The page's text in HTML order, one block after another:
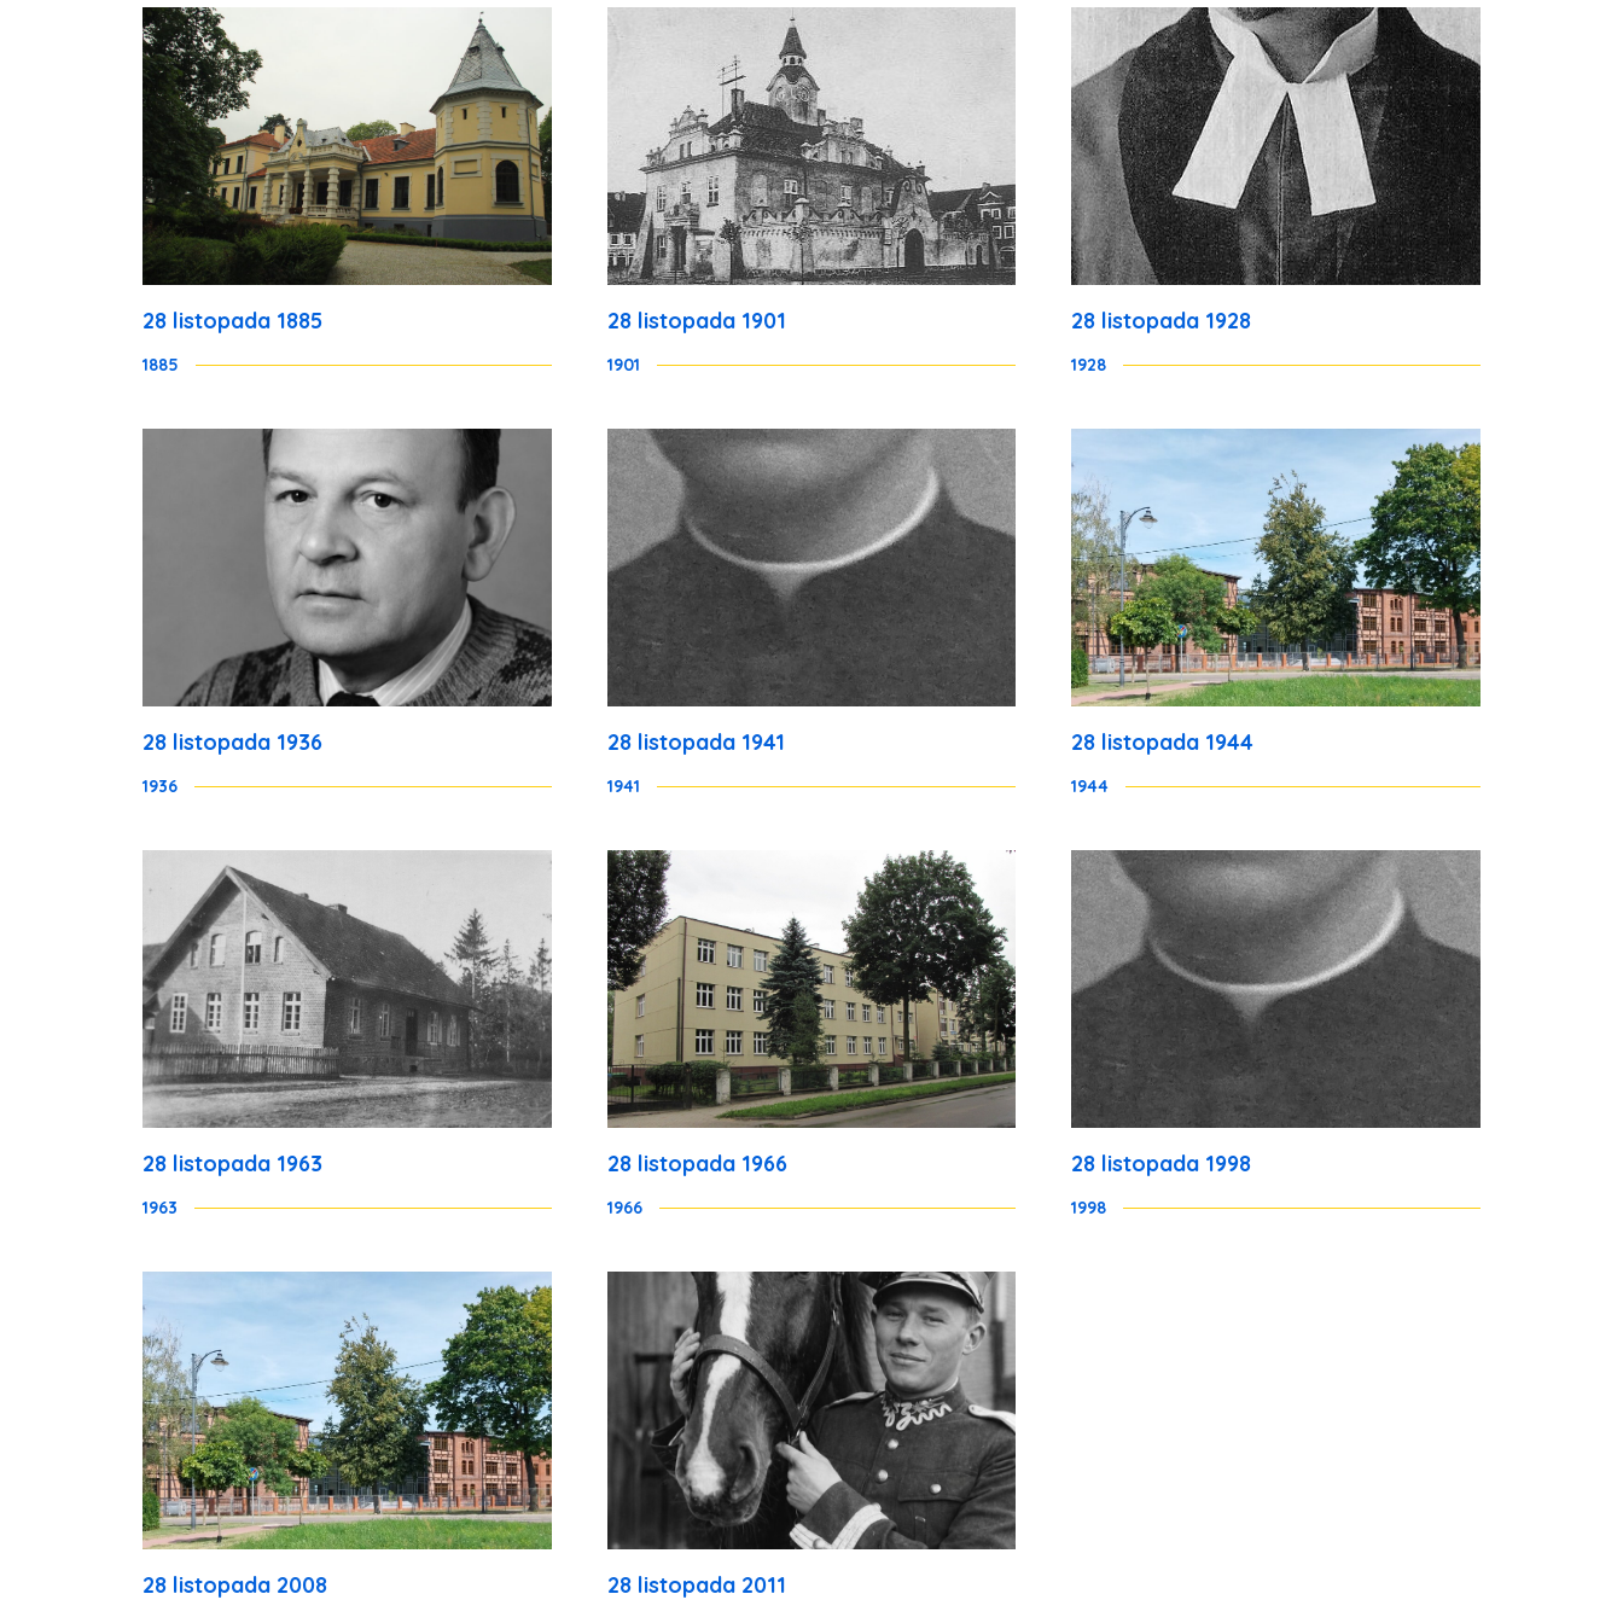
28 listopada 1885
1885
28 listopada 1901
1901
28 listopada 1928
1928
28 listopada 1936
1936
28 listopada 1941
1941
28 listopada 1944
1944
28 listopada 1963
1963
28 listopada 1966
1966
28 listopada 1998
1998
28 listopada 2008 28 listopada 2011